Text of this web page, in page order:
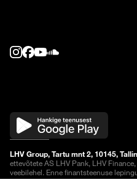
LHV Group, Tartu mnt 2, 10145,
ettevõtete AS LHV Pank, LHV
veebilehel. Enne finantsteenuse
või küsi lisainfot.Noteeringud on